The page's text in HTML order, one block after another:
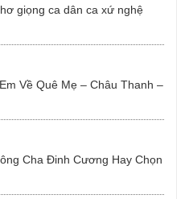
giọng ca dân ca xứ nghệ
Về Quê Mẹ – Châu Thanh –
Cha Đinh Cương Hay Chọn